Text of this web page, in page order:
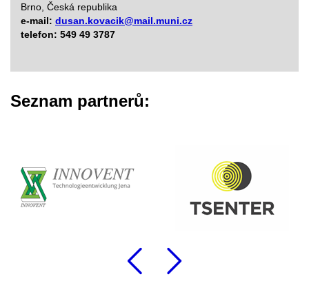
Brno, Česká republika
e-mail: dusan.kovacik@mail.muni.cz
telefon: 549 49 3787
Seznam partnerů:
Předchozí